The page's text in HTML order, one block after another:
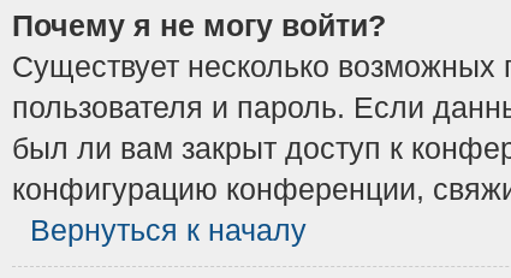
Почему я не могу войти?
Существует несколько
пользователя и пароль. Если
был ли вам закрыт доступ к
конфигурацию конференции,
Вернуться к началу